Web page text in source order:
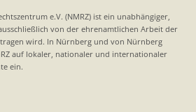
e.V. (NMRZ) ist ein unabhängiger,
von der ehrenamtlichen Arbeit der
wird. In Nürnberg und von Nürnberg
auf lokaler, nationaler und internationaler
ein.